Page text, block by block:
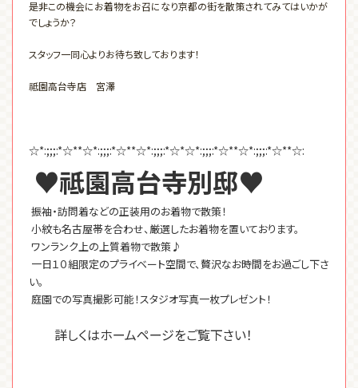
是非この機会にお着物をお召になり京都の街を散策されてみてはいかが
でしょうか？
スタッフ一同心よりお待ち致しております！
祗園高台寺店 宮澤
☆*:;;;:*☆**☆*:;;;:*☆**☆*:;;;:*☆*☆*:;;;:*☆**☆*:;;;:*☆**☆:
♥祗園高台寺別邸♥
振袖・訪問着などの正装用のお着物で散策！
小紋も名古屋帯を合わせ、厳選したお着物を置いております。
ワンランク上の上質着物で散策♪
一日１０組限定のプライベート空間で、贅沢なお時間をお過ごし下さ
い。
庭園での写真撮影可能！スタジオ写真一枚プレゼント！
詳しくはホームページをご覧下さい！